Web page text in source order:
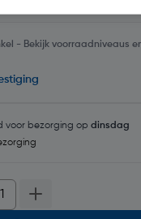
- Bekijk voorraadniveaus
voor bezorging op dinsdag